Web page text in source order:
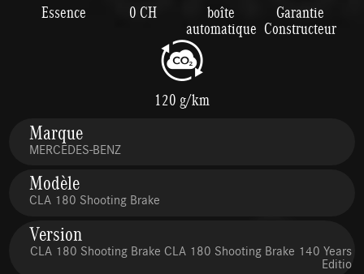
Essence 0 CH boîte
automatique
Garantie
Constructeur
120 g/km
Marque
MERCEDES-BENZ
Modèle
CLA 180 Shooting Brake
Version
CLA 180 Shooting Brake CLA 180 Shooting Brake 140 Years
Editio